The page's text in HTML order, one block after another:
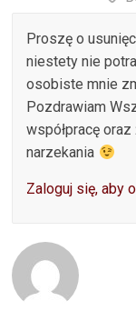
Proszę o
niestety nie
osobiste mnie
Pozdrawiam
współpracę
narzekania
Zaloguj się, aby